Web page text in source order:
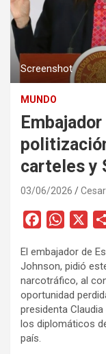
Screenshot
MUNDO
carteles y
03/06/2026
c
e
b
o
o
W
a
t
s
A
p
El embajador de
Johnson, pidió
narcotráfico, al
oportunidad
presidenta
los diplomáticos
país.